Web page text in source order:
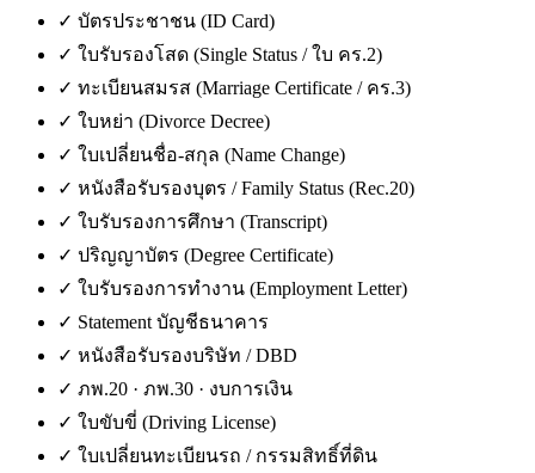
✓ บัตรประชาชน (ID Card)
✓ ใบรับรองโสด (Single Status / ใบ คร.2)
✓ ทะเบียนสมรส (Marriage Certificate / คร.3)
✓ ใบหย่า (Divorce Decree)
✓ ใบเปลี่ยนชื่อ-สกุล (Name Change)
✓ หนังสือรับรองบุตร / Family Status (Rec.20)
✓ ใบรับรองการศึกษา (Transcript)
✓ ปริญญาบัตร (Degree Certificate)
✓ ใบรับรองการทำงาน (Employment Letter)
✓ Statement บัญชีธนาคาร
✓ หนังสือรับรองบริษัท / DBD
✓ ภพ.20 · ภพ.30 · งบการเงิน
✓ ใบขับขี่ (Driving License)
✓ ใบเปลี่ยนทะเบียนรถ / กรรมสิทธิ์ที่ดิน